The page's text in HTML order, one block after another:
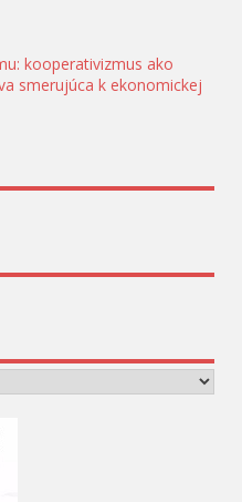
kooperativizmus ako
smerujúca k ekonomickej